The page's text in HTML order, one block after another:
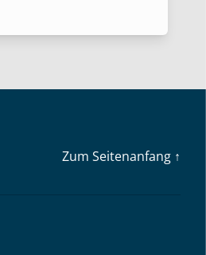
Zum Seitenanfang ↑